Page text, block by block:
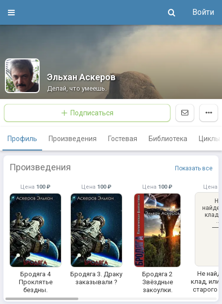
Войти
Эльхан Аскеров
Делай, что умеешь.
Подписаться
Профиль Произведения Гостевая Библиотека Циклы
Произведения Показать все
Цена 100 ₽
Бродяга 4
Проклятье
бездны.
Цена 100 ₽
Бродяга 3. Драку
заказывали ?
Цена 100 ₽
Бродяга 2
Звёздные
закоулки.
Цена
Не
клад,
Не
клад, или
старого